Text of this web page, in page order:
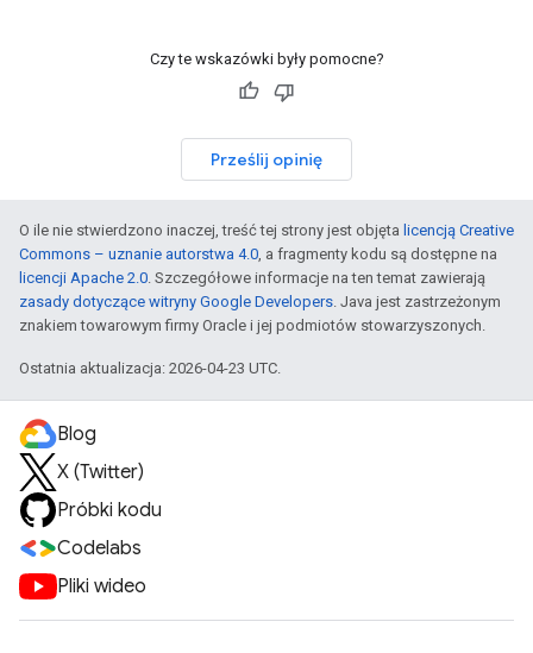
Czy te wskazówki były pomocne?
Prześlij opinię
O ile nie stwierdzono inaczej, treść tej strony jest objęta licencją Creative
Commons – uznanie autorstwa 4.0, a fragmenty kodu są dostępne na
licencji Apache 2.0. Szczegółowe informacje na ten temat zawierają
zasady dotyczące witryny Google Developers. Java jest zastrzeżonym
znakiem towarowym firmy Oracle i jej podmiotów stowarzyszonych.
Ostatnia aktualizacja: 2026-04-23 UTC.
Blog
X (Twitter)
Próbki kodu
Codelabs
Pliki wideo